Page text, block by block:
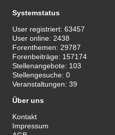
Systemstatus
User registriert:63457
User online: 2438
Forenthemen: 29787
Forenbeiträge: 157174
Stellenangebote: 103
Stellengesuche:0
Veranstaltungen:39
Über uns
Kontakt
Impressum